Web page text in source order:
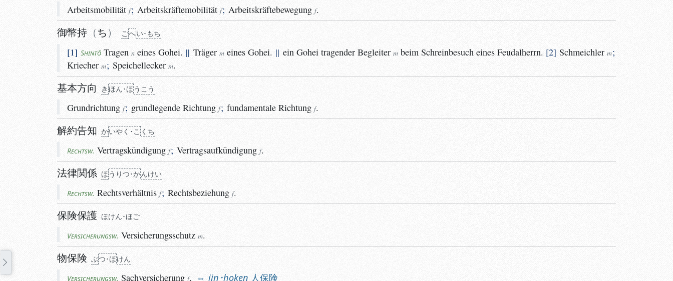
Arbeitsmobilität f; Arbeitskräftemobilität f; Arbeitskräftebewegung f.
御幣持 ち ごへい･もち
1 Shintō Tragen n eines Gohei. || Träger m eines Gohei. || ein Gohei tragender Begleiter m beim Schreinbesuch eines Feudalherrn. 2 Schmeichler m;
Kriecher m; Speichellecker m.
基本方向 きほん･ほう こう
Grundrichtung f; grundlegende Richtung f; fundamentale Richtung f.
解約告知 かいやく･こく ち
Rechtsw. Vertragskündigung f; Vertragsaufkündigung f.
法律関係 ほうりつ･かんけい
Rechtsw. Rechtsverhältnis f; Rechtsbeziehung f.
保険保護 ほけん･ほご
Versicherungsw. Versicherungsschutz m.
物保険 ぶつ･ほけん
Versicherungsw. Sachversicherung f. jin･hoken 人保険